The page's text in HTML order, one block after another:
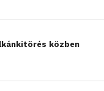
közben